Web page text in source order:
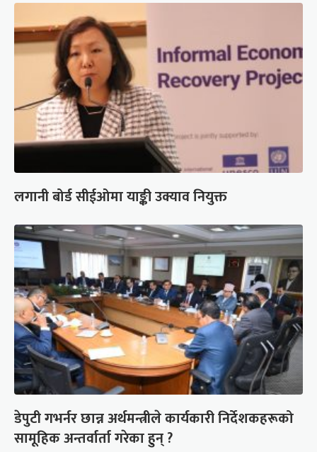
लगानी बोर्ड सीईओमा याङ्की उक्याव नियुक्त
डेपुटी गभर्नर छान्न अर्थमन्त्रीले कार्यकारी निर्देशकहरूको
सामूहिक अन्तर्वार्ता गरेका हुन् ?